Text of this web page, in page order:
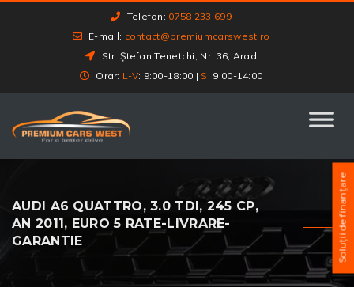
Telefon: 0758 233 699
E-mail: contact@premiumcarswest.ro
Str. Ștefan Tenetchi, Nr. 36, Arad
Orar: L-V: 9:00-18:00 | S : 9:00-14:00
AUDI A6 QUATTRO, 3.0 TDI, 245 CP,
AN 2011, EURO 5 RATE-LIVRARE-
GARANTIE
Soluții de finanțare